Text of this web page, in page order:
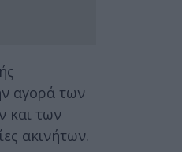
αγορά των
και των
ακινήτων.